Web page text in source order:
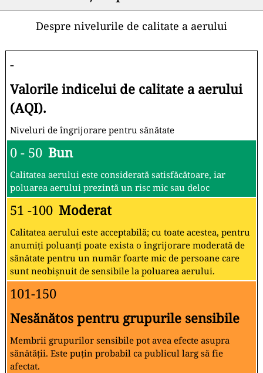
Despre nivelurile de calitate a aerului
-
Valorile indicelui de calitate a aerului
(AQI).
Niveluri de îngrijorare pentru sănătate
0 - 50 Bun
Calitatea aerului este considerată satisfăcătoare, iar
poluarea aerului prezintă un risc mic sau deloc
51 -100 Moderat
Calitatea aerului este acceptabilă; cu toate acestea, pentru
anumiți poluanți poate exista o îngrijorare moderată de
sănătate pentru un număr foarte mic de persoane care
sunt neobișnuit de sensibile la poluarea aerului.
101-150
Nesănătos pentru grupurile sensibile
Membrii grupurilor sensibile pot avea efecte asupra
sănătății. Este puțin probabil ca publicul larg să fie
afectat.